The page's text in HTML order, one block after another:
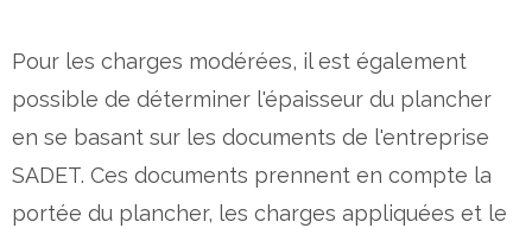
Pour les charges modérées, il est également
possible de déterminer l'épaisseur du plancher
en se basant sur les documents de l'entreprise
SADET. Ces documents prennent en compte la
portée du plancher, les charges appliquées et le